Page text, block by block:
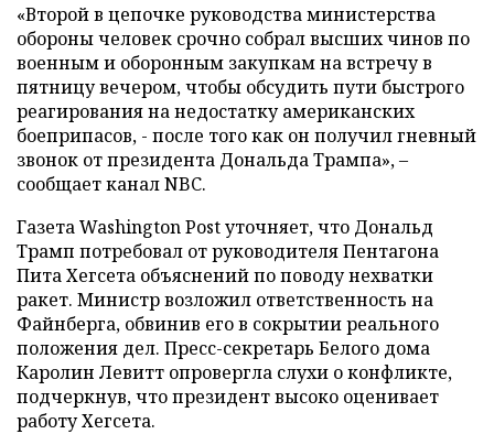
«Второй в цепочке руководства министерства
обороны человек срочно собрал высших чинов по
военным и оборонным закупкам на встречу в
пятницу вечером, чтобы обсудить пути быстрого
реагирования на недостатку американских
боеприпасов, - после того как он получил гневный
звонок от президента Дональда Трампа», –
сообщает канал NBC.
Газета Washington Post уточняет, что Дональд
Трамп потребовал от руководителя Пентагона
Пита Хегсета объяснений по поводу нехватки
ракет. Министр возложил ответственность на
Файнберга, обвинив его в сокрытии реального
положения дел. Пресс-секретарь Белого дома
Каролин Левитт опровергла слухи о конфликте,
подчеркнув, что президент высоко оценивает
работу Хегсета.